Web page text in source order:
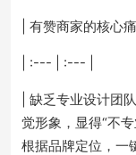
| 有赞商家的核心
| :--- | :--- |
| 缺乏专业设计团
觉形象，显得“不
根据品牌定位，一